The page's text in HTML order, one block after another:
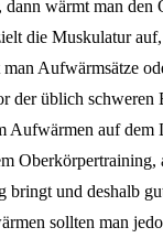
dann wärmt man den
die Muskulatur
Aufwärmsätze
der üblich schweren
Aufwärmen auf dem
Oberkörpertraining,
bringt und deshalb
sollten man